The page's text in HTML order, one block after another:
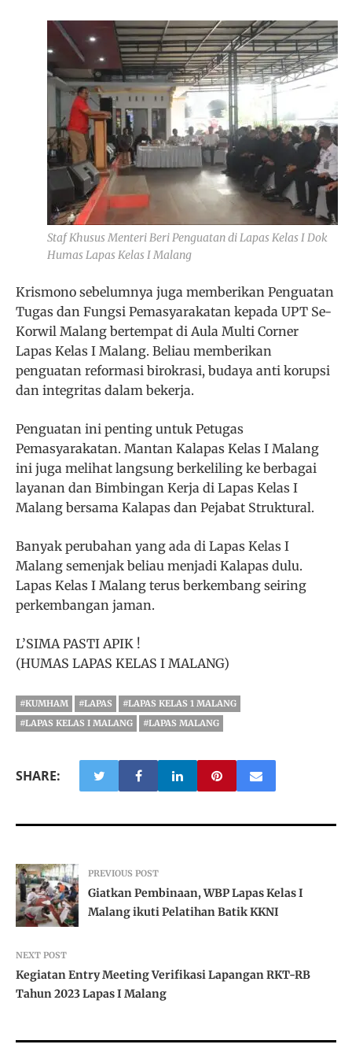
Staf Khusus Menteri Beri Penguatan di Lapas Kelas I Dok
Humas Lapas Kelas I Malang
Krismono sebelumnya juga memberikan Penguatan
Tugas dan Fungsi Pemasyarakatan kepada UPT Se-
Korwil Malang bertempat di Aula Multi Corner
Lapas Kelas I Malang. Beliau memberikan
penguatan reformasi birokrasi, budaya anti korupsi
dan integritas dalam bekerja.
Penguatan ini penting untuk Petugas
Pemasyarakatan. Mantan Kalapas Kelas I Malang
ini juga melihat langsung berkeliling ke berbagai
layanan dan Bimbingan Kerja di Lapas Kelas I
Malang bersama Kalapas dan Pejabat Struktural.
Banyak perubahan yang ada di Lapas Kelas I
Malang semenjak beliau menjadi Kalapas dulu.
Lapas Kelas I Malang terus berkembang seiring
perkembangan jaman.
L’SIMA PASTI APIK !
(HUMAS LAPAS KELAS I MALANG)
#KUMHAM #LAPAS
#LAPAS KELAS 1 MALANG
#LAPAS KELAS I MALANG
#LAPAS MALANG
SHARE:
PREVIOUS POST
Giatkan Pembinaan, WBP Lapas Kelas I
Malang ikuti Pelatihan Batik KKNI
NEXT POST
Kegiatan Entry Meeting Verifikasi Lapangan RKT-RB
Tahun 2023 Lapas I Malang